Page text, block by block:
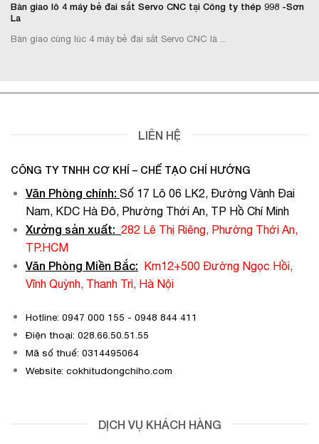
Bàn giao lô 4 máy bẻ đai sắt Servo CNC tại Công ty thép 998 -Sơn
La
Bàn giao cùng lúc 4 máy bẻ đai sắt Servo CNC là ...
LIÊN HỆ
CÔNG TY TNHH CƠ KHÍ – CHẾ TẠO CHÍ HƯỚNG
Văn Phòng chính: Số 17 Lô 06 LK2, Đường Vành Đai
Nam, KDC Hà Đô, Phường Thới An, TP Hồ Chí Minh
Xưởng sản xuất: 282 Lê Thị Riêng, Phường Thới An,
TP.HCM
Văn Phòng Miền Bắc: Km12+500 Đường Ngọc Hồi,
Vĩnh Quỳnh, Thanh Trì, Hà Nội
Hotline: 0947 000 155 - 0948 844 411
Điện thoại: 028.66.50.51.55
Mã số thuế: 0314495064
Website: cokhitudongchiho.com
DỊCH VỤ KHÁCH HÀNG